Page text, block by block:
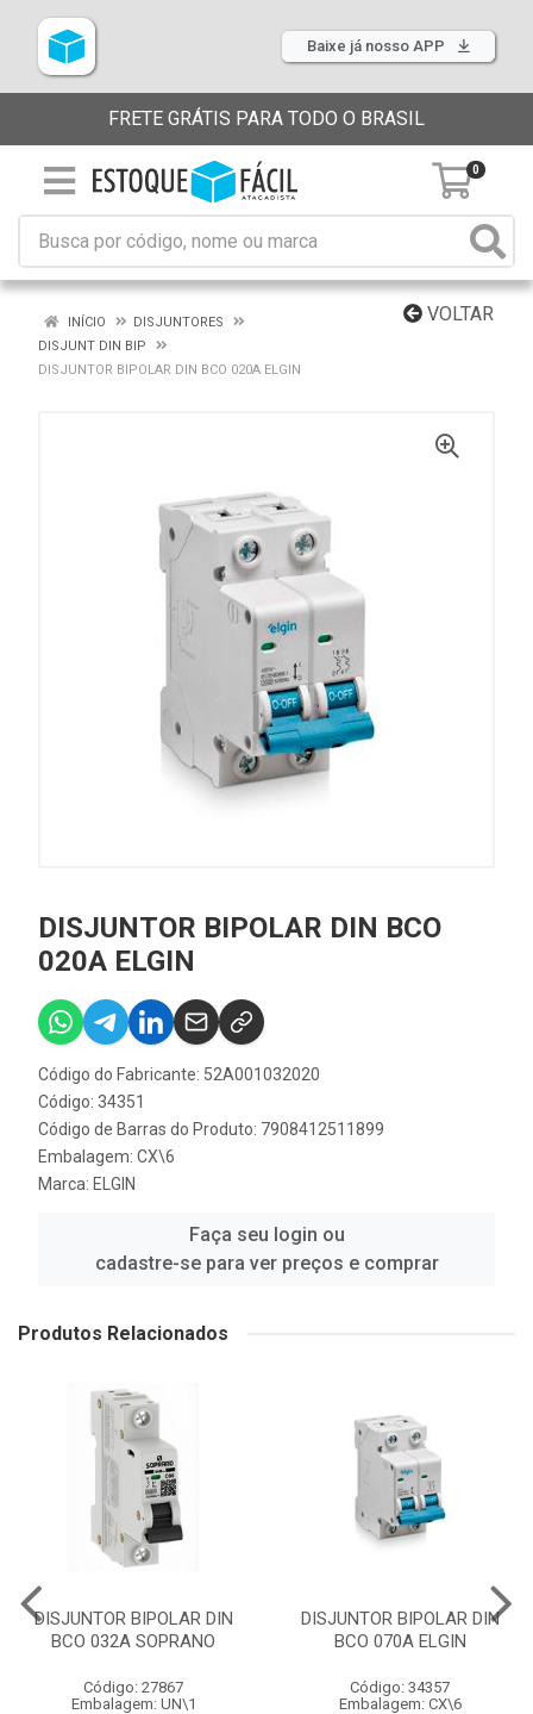
Baixe já nosso APP
FRETE GRÁTIS PARA TODO O BRASIL
0
VOLTAR
INÍCIO
DISJUNTORES
DISJUNT DIN BIP
DISJUNTOR BIPOLAR DIN BCO 020A ELGIN
DISJUNTOR BIPOLAR DIN BCO
020A ELGIN
Código do Fabricante: 52A001032020
Código: 34351
Código de Barras do Produto: 7908412511899
Embalagem: CX\6
Marca: ELGIN
Faça seu login ou
cadastre-se para ver preços e comprar
Produtos Relacionados
DISJUNTOR BIPOLAR DIN
BCO 032A SOPRANO
Código: 27867
Embalagem: UN\1
DISJUNTOR BIPOLAR DIN
BCO 070A ELGIN
Código: 34357
Embalagem: CX\6